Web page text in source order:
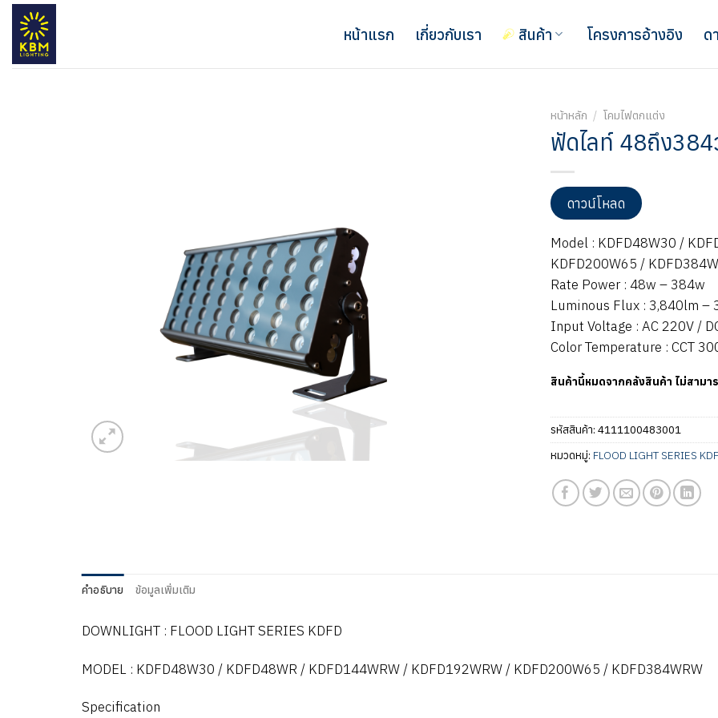
ข้าม
เนื้อหา
หน้าแรก เกี่ยวกับเรา สินค้า โครงการอ้างอิง ด
หน้าหลัก / โคมไฟตกแต่ง
ฟัดไลท์ 48ถึง384
ดาวน์โหลด
Model : KDFD48W30 /
KDFD200W65 /
Rate Power : 48w – 384w
Luminous Flux : 3,840lm –
Input Voltage : AC 220V /
Color Temperature : CCT
สินค้านี้หมดจากคลังสินค้า ไม่สามา
รหัสสินค้า: 4111100483001
หมวดหมู่: FLOOD LIGHT SERIES
คำอธิบาย ข้อมูลเพิ่มเติม
DOWNLIGHT : FLOOD LIGHT SERIES KDFD
MODEL : KDFD48W30 / KDFD48WR / KDFD144WRW / KDFD192WRW / KDFD200W65 / KDFD384WRW
Specification